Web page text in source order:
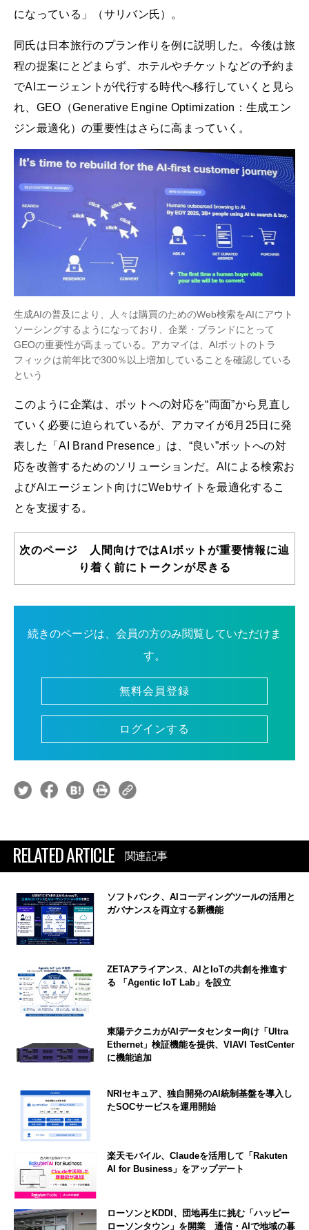
になっている」（サリバン氏）。
同氏は日本旅行のプラン作りを例に説明した。今後は旅
程の提案にとどまらず、ホテルやチケットなどの予約ま
でAIエージェントが代行する時代へ移行していくと見ら
れ、GEO（Generative Engine Optimization：生成エン
ジン最適化）の重要性はさらに高まっていく。
生成AIの普及により、人々は購買のためのWeb検索をAIにアウト
ソーシングするようになっており、企業・ブランドにとって
GEOの重要性が高まっている。アカマイは、AIボットのトラ
フィックは前年比で300％以上増加していることを確認している
という
このように企業は、ボットへの対応を“両面”から見直し
ていく必要に迫られているが、アカマイが6月25日に発
表した「AI Brand Presence」は、“良い”ボットへの対
応を改善するためのソリューションだ。AIによる検索お
よびAIエージェント向けにWebサイトを最適化するこ
とを支援する。
次のページ 人間向けではAIボットが重要情報に辿
り着く前にトークンが尽きる
続きのページは、会員の方のみ閲覧していただけま
す。
無料会員登録
ログインする
RELATED ARTICLE 関連記事
ソフトバンク、AIコーディングツールの活用と
ガバナンスを両立する新機能
ZETAアライアンス、AIとIoTの共創を推進す
る 「Agentic IoT Lab」を設立
東陽テクニカがAIデータセンター向け「Ultra
Ethernet」検証機能を提供、VIAVI TestCenter
に機能追加
NRIセキュア、独自開発のAI統制基盤を導入し
たSOCサービスを運用開始
楽天モバイル、Claudeを活用して「Rakuten
AI for Business」をアップデート
ローソンとKDDI、団地再生に挑む「ハッピー
ローソンタウン」を開業 通信・AIで地域の暮